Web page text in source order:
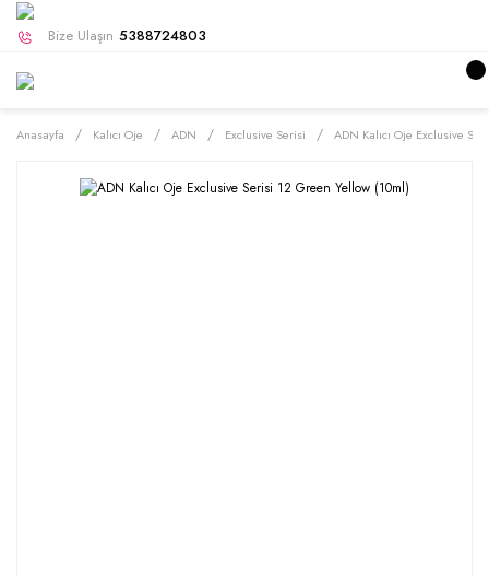
Bize Ulaşın 5388724803
Anasayfa Kalıcı Oje ADN Exclusive Serisi ADN Kalıcı Oje Exclusive